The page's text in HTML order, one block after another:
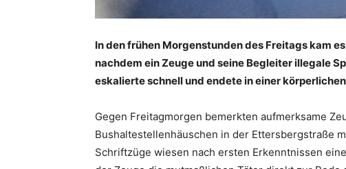
In den frühen Morgenstunden des Freitags kam
nachdem ein Zeuge und seine Begleiter illegale
eskalierte schnell und endete in einer
Gegen Freitagmorgen bemerkten aufmerksame
Bushaltestellenhäuschen in der Ettersbergstraße
Schriftzüge wiesen nach ersten Erkenntnissen